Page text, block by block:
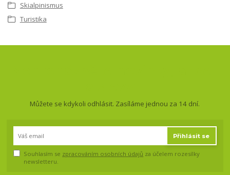
Skialpinismus
Turistika
Můžete se kdykoli odhlásit. Zasíláme jednou za 14 dní.
Přihlásit se
Souhlasím se zpracováním osobních údajů za účelem rozesílky
newsletteru.